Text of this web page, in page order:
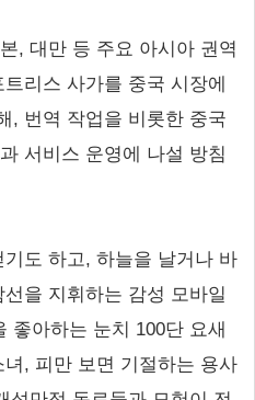
, 대만 등 주요 아시아 권역
리스 사가를 중국 시장에
, 번역 작업을 비롯한 중국
서비스 운영에 나설 방침
도 하고, 하늘을 날거나 바
을 지휘하는 감성 모바일
좋아하는 눈치 100단 요새
, 피만 보면 기절하는 용사